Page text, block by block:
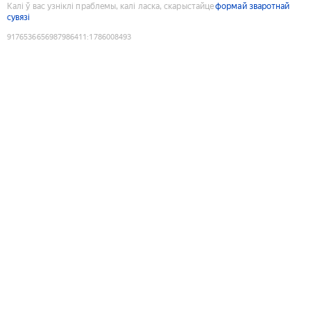
Калі ў вас узніклі праблемы, калі ласка, скарыстайцеформай зваротнай
сувязі
9176536656987986411 :1786008493